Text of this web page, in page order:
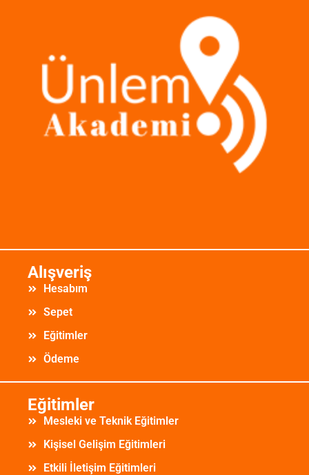
Alışveriş
Hesabım
Sepet
Eğitimler
Ödeme
Eğitimler
Mesleki ve Teknik Eğitimler
Kişisel Gelişim Eğitimleri
Etkili İletişim Eğitimleri